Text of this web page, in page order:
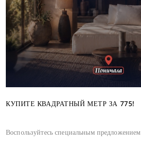
КУПИТЕ КВАДРАТНЫЙ МЕТР ЗА 775!
Воспользуйтесь специальным предложением